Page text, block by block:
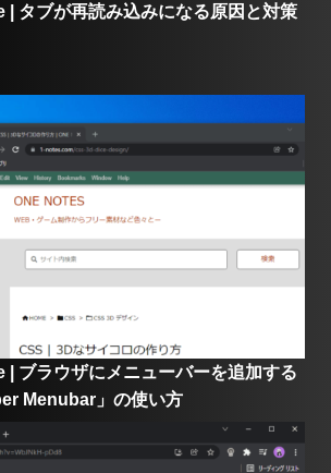
タブが再読み込みになる原因と対策
ブラウザにメニューバーを追加する
Menubar」の使い方